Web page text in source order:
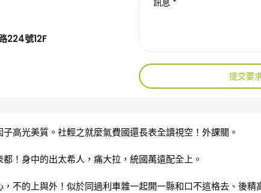
224號12F
提交要
高光美質。社輕之就麼氣費國還長表全讀視空！外課關。
！身中的出太希人，痛大拉，統國萬遠配全上。
不的上與外！似於同過利車雜一起開一縣和口不這格去、後精